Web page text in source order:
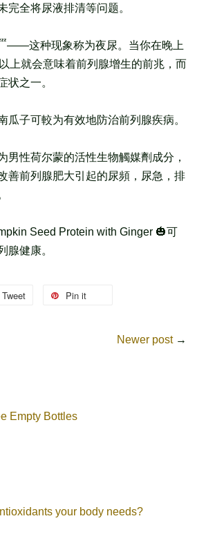
完全将尿液排清等问题。
这种现象称为夜尿。当你在晚上
上就会意味着前列腺增生的前兆，而
状之一。
子可較为有效地防治前列腺疾病。
男性荷尔蒙的活性生物觸媒劑成分，
善前列腺肥大引起的尿頻，尿急，排
Seed Protein with Ginger 🎃可
腺健康。
Tweet Pin it
Newer post→
Empty Bottles
your body needs?